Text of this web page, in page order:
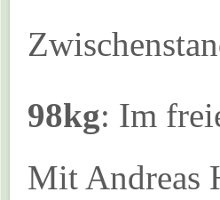
98kg: Im
Mit Andreas